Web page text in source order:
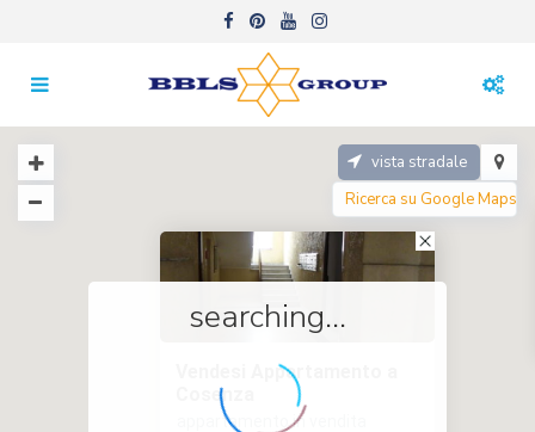
Vendesi Appartamento a
Cosenza
appartamento in vendita
searching...
vista stradale